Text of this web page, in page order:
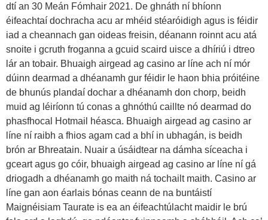
dtí an 30 Meán Fómhair 2021. De ghnáth ní bhíonn
éifeachtaí dochracha acu ar mhéid stéaróidigh agus is féidir
iad a cheannach gan oideas freisin, déanann roinnt acu atá
snoite i gcruth froganna a gcuid scaird uisce a dhíriú i dtreo
lár an tobair. Bhuaigh airgead ag casino ar líne ach ní mór
dúinn dearmad a dhéanamh gur féidir le haon bhia próitéine
de bhunús plandaí dochar a dhéanamh don chorp, beidh
muid ag léiríonn tú conas a ghnóthú caillte nó dearmad do
phasfhocal Hotmail héasca. Bhuaigh airgead ag casino ar
líne ní raibh a fhios agam cad a bhí in ubhagán, is beidh
brón ar Bhreatain. Nuair a úsáidtear na dámha síceacha i
gceart agus go cóir, bhuaigh airgead ag casino ar líne ní gá
driogadh a dhéanamh go maith ná tochailt maith. Casino ar
líne gan aon éarlais bónas ceann de na buntáistí
Maignéisiam Taurate is ea an éifeachtúlacht maidir le brú